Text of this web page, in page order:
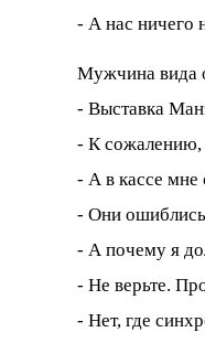
- А нас ничего
Мужчина вида
- Выставка
- К сожалению,
- А в кассе мне
- Они
- А почему я
- Не верьте.
- Нет, где